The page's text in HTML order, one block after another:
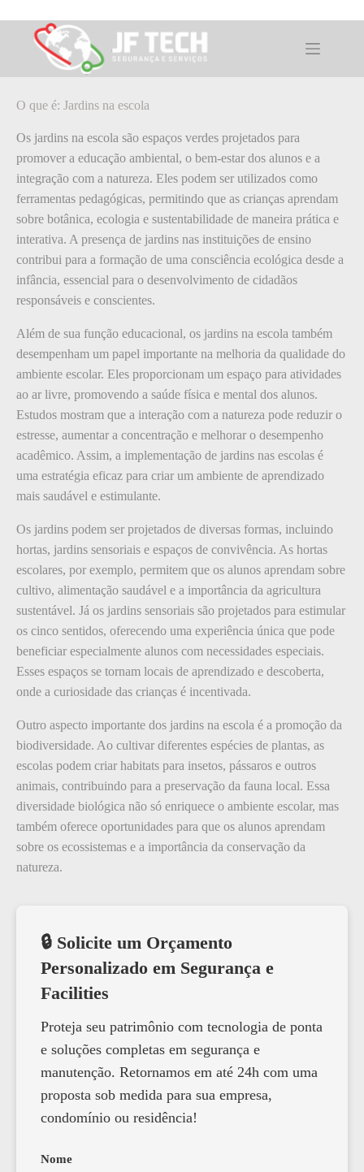
para
conteúdoO que é: Jardins na escola
O que é: Jardins na escola
Os jardins na escola são espaços verdes projetados para
promover a educação ambiental, o bem-estar dos alunos e a
integração com a natureza. Eles podem ser utilizados como
ferramentas pedagógicas, permitindo que as crianças aprendam
sobre botânica, ecologia e sustentabilidade de maneira prática e
interativa. A presença de jardins nas instituições de ensino
contribui para a formação de uma consciência ecológica desde a
infância, essencial para o desenvolvimento de cidadãos
responsáveis e conscientes.
Além de sua função educacional, os jardins na escola também
desempenham um papel importante na melhoria da qualidade do
ambiente escolar. Eles proporcionam um espaço para atividades
ao ar livre, promovendo a saúde física e mental dos alunos.
Estudos mostram que a interação com a natureza pode reduzir o
estresse, aumentar a concentração e melhorar o desempenho
acadêmico. Assim, a implementação de jardins nas escolas é
uma estratégia eficaz para criar um ambiente de aprendizado
mais saudável e estimulante.
Os jardins podem ser projetados de diversas formas, incluindo
hortas, jardins sensoriais e espaços de convivência. As hortas
escolares, por exemplo, permitem que os alunos aprendam sobre
cultivo, alimentação saudável e a importância da agricultura
sustentável. Já os jardins sensoriais são projetados para estimular
os cinco sentidos, oferecendo uma experiência única que pode
beneficiar especialmente alunos com necessidades especiais.
Esses espaços se tornam locais de aprendizado e descoberta,
onde a curiosidade das crianças é incentivada.
Outro aspecto importante dos jardins na escola é a promoção da
biodiversidade. Ao cultivar diferentes espécies de plantas, as
escolas podem criar habitats para insetos, pássaros e outros
animais, contribuindo para a preservação da fauna local. Essa
diversidade biológica não só enriquece o ambiente escolar, mas
também oferece oportunidades para que os alunos aprendam
sobre os ecossistemas e a importância da conservação da
natureza.
🔒 Solicite um Orçamento
Personalizado em Segurança e
Facilities
Proteja seu patrimônio com tecnologia de ponta
e soluções completas em segurança e
manutenção. Retornamos em até 24h com uma
proposta sob medida para sua empresa,
condomínio ou residência!
Nome